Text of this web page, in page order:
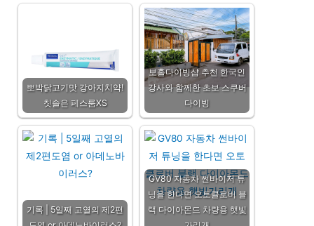
뽀박닭고기맛 강아지치약!
칫솔은 페스룸XS
보홀다이빙샵 추천 한국인
강사와 함께한 초보 스쿠버
다이빙
기록 | 5일째 고열의 제2편
GV80 자동차 썬바이저 튜
닝을 한다면 오토클로버 블
랙 다이아몬드 차량용 햇빛